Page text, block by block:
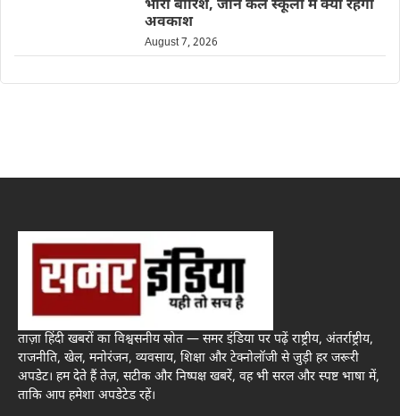
भारी बारिश, जानें कल स्कूलों में क्या रहेगा
अवकाश
August 7, 2026
ताज़ा हिंदी खबरों का विश्वसनीय स्रोत — समर इंडिया पर पढ़ें राष्ट्रीय, अंतर्राष्ट्रीय,
राजनीति, खेल, मनोरंजन, व्यवसाय, शिक्षा और टेक्नोलॉजी से जुड़ी हर जरूरी
अपडेट। हम देते हैं तेज़, सटीक और निष्पक्ष खबरें, वह भी सरल और स्पष्ट भाषा में,
ताकि आप हमेशा अपडेटेड रहें।